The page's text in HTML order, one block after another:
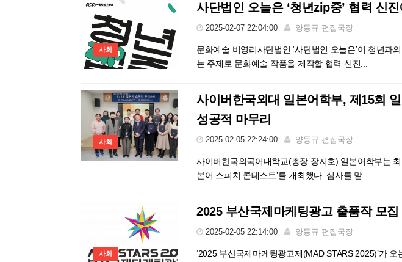
사회
사단법인 오늘은 ‘청년zip중’ 협력 신
2025-02-07 22:04:00 양동규 편집국장
문화예술 비영리사단법인 ‘사단법인 오늘은’이 청년과
는 주제로 문화예술 작품을 제작할 협력 신진...
사회
사이버한국외대 일본어학부, 제15회
성공적 마무리
2025-02-05 22:24:00 양동규 편집국장
사이버한국외국어대학교(총장 장지호) 일본어학부는
본어 스피치 콘테스트’를 개최했다. 심사를 맡...
사회
2025 부산국제마케팅광고 출품작 모집
2025-02-05 22:14:00 양동규 편집국장
‘2025 부산국제마케팅광고제(MAD STARS 2025)’가